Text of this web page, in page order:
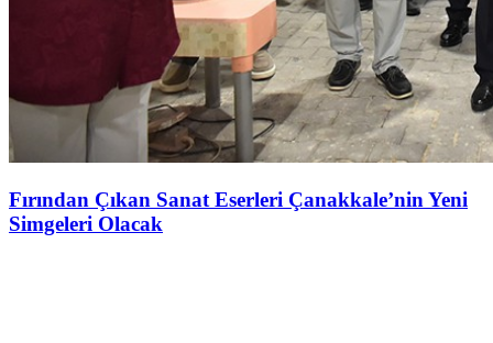
Fırından Çıkan Sanat Eserleri Çanakkale’nin Yeni
Simgeleri Olacak